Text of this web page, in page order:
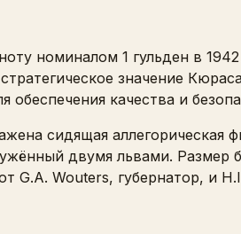
номиналом 1 гульден в
значение
качества и
сидящая
двумя львами. Размер
G.A. Wouters, губернатор, и